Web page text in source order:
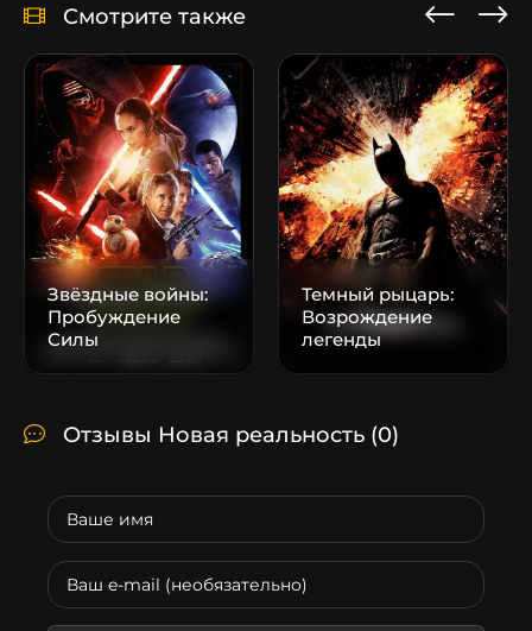
Смотрите также
Звёздные войны:
Пробуждение
Силы
Темный рыцарь:
Возрождение
легенды
Отзывы Новая реальность (0)